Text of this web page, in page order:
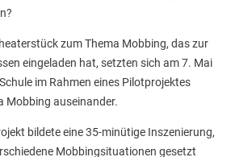
zum Thema Mobbing, das zur
eingeladen hat, setzten sich am 7. Mai
im Rahmen eines Pilotprojektes
Mobbing auseinander.
bildete eine 35-minütige Inszenierung,
Mobbingsituationen gesetzt